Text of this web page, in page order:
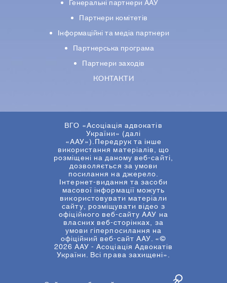
Генеральні партнери ААУ
Партнери комiтетiв
Iнформацiйнi та медіа партнери
Партнерська програма
Партнери заходів
КОНТАКТИ
ВГО «Асоціація адвокатів
України» (далі
«ААУ»).Передрук та інше
використання матеріалів, що
розміщені на даному веб-сайті,
дозволяється за умови
посилання на джерело.
Інтернет-видання та засоби
масової інформації можуть
використовувати матеріали
сайту, розміщувати відео з
офіційного веб-сайту ААУ на
власних веб-сторінках, за
умови гіперпосилання на
офіційний веб-сайт ААУ. «©
2026 ААУ - Асоціація Адвокатів
України. Всі права захищені».